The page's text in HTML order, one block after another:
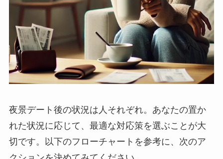
夜景デート後の状況は人それぞれ。あなたの置か
れた状況に応じて、最適な対応策を選ぶことが大
切です。以下のフローチャートを参考に、次のア